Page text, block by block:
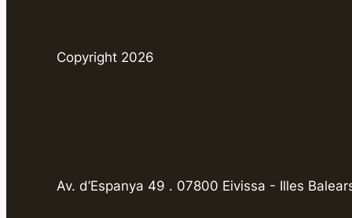
Copyright 2026
Av. d’Espanya 49 . 07800 Eivissa - Illes